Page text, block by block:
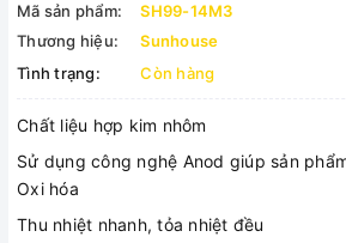
Mã sản phẩm:
SH99-14M3
Thương hiệu:
Sunhouse
Tình trạng:
Còn hàng
Chất liệu hợp kim nhôm
Sử dụng công nghệ Anod giúp sản
Oxi hóa
Thu nhiệt nhanh, tỏa nhiệt đều